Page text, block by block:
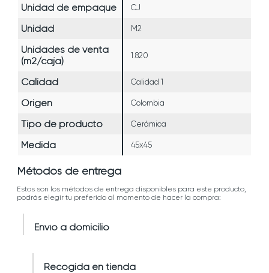
Unidad de empaque CJ
Unidad M2
Unidades de venta
(m2/caja)
1.820
Calidad Calidad 1
Origen Colombia
Tipo de producto Cerámica
Medida 45x45
Métodos de entrega
Estos son los métodos de entrega disponibles para este producto,
podrás elegir tu preferido al momento de hacer la compra:
Envío a domicilio
Recogida en tienda